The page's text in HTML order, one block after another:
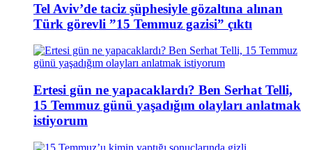
Tel Aviv’de taciz şüphesiyle gözaltına alınan
Türk görevli ”15 Temmuz gazisi” çıktı
Ertesi gün ne yapacaklardı? Ben Serhat Telli,
15 Temmuz günü yaşadığım olayları anlatmak
istiyorum